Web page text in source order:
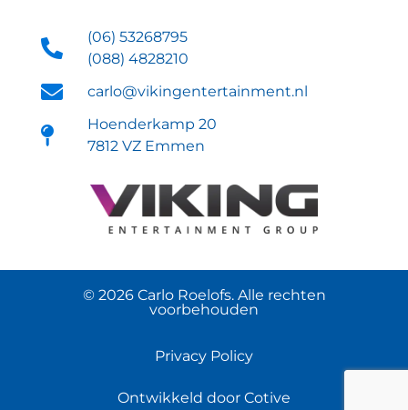
(06) 53268795
(088) 4828210
carlo@vikingentertainment.nl
Hoenderkamp 20
7812 VZ Emmen
© 2026 Carlo Roelofs. Alle rechten
voorbehouden
Privacy Policy
Ontwikkeld door Cotive